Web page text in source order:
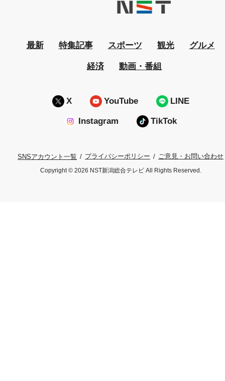
最新 特集記事 スポーツ 観光 グルメ
経済 動画・番組
X YouTube LINE
Instagram TikTok
SNSアカウント一覧 プライバシーポリシー ご意見・お問い合わせ
Copyright © 2026 NST新潟総合テレビ All Rights Reserved.